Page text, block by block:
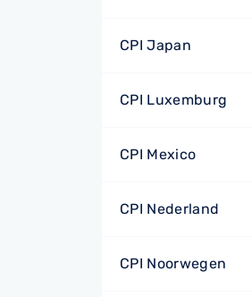
CPI Japan
CPI Luxemburg
CPI Mexico
CPI Nederland
CPI Noorwegen